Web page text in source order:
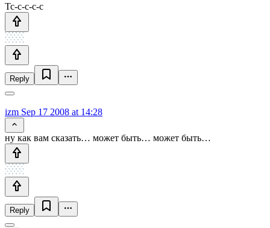
Тс-с-с-с-с
Reply
izm Sep 17 2008 at 14:28
ну как вам сказать… может быть… может быть…
Reply